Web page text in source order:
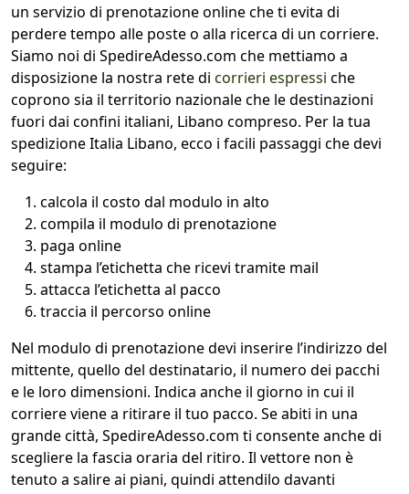
un servizio di prenotazione online che ti evita di
perdere tempo alle poste o alla ricerca di un corriere.
Siamo noi di SpedireAdesso.com che mettiamo a
disposizione la nostra rete di corrieri espressi che
coprono sia il territorio nazionale che le destinazioni
fuori dai confini italiani, Libano compreso. Per la tua
spedizione Italia Libano, ecco i facili passaggi che devi
seguire:
calcola il costo dal modulo in alto
compila il modulo di prenotazione
paga online
stampa l’etichetta che ricevi tramite mail
attacca l’etichetta al pacco
traccia il percorso online
Nel modulo di prenotazione devi inserire l’indirizzo del
mittente, quello del destinatario, il numero dei pacchi
e le loro dimensioni. Indica anche il giorno in cui il
corriere viene a ritirare il tuo pacco. Se abiti in una
grande città, SpedireAdesso.com ti consente anche di
scegliere la fascia oraria del ritiro. Il vettore non è
tenuto a salire ai piani, quindi attendilo davanti